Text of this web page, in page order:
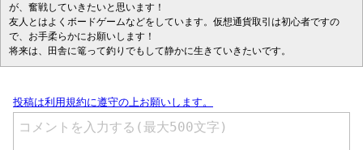
が、奮戦していきたいと思います！
友人とはよくボードゲームなどをしています。仮想通貨取引は初心者ですの
で、お手柔らかにお願いします！
将来は、田舎に篭って釣りでもして静かに生きていきたいです。